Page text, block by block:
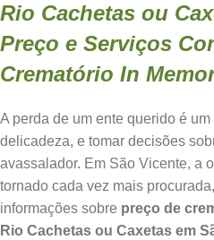
Rio Cachetas ou
Preço e Serviços
Crematório In
A perda de um ente querido é
delicadeza, e tomar decisões
avassalador. Em São Vicente, a
tornado cada vez mais
informações sobre preço de
Rio Cachetas ou Caxetas em